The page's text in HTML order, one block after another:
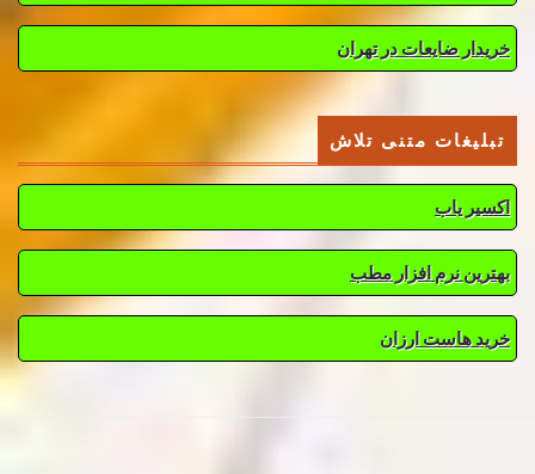
خریدار ضایعات در تهران
تبلیغات متنی تلاش
اکسیر یاب
بهترین نرم افزار مطب
خرید هاست ارزان